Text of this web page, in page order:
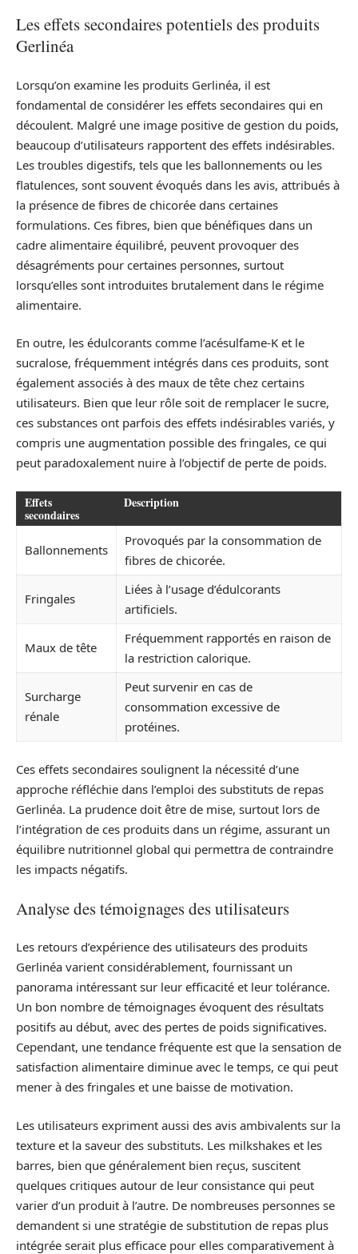
Les effets secondaires potentiels des produits
Gerlinéa
Lorsqu’on examine les produits Gerlinéa, il est
fondamental de considérer les effets secondaires qui en
découlent. Malgré une image positive de gestion du poids,
beaucoup d’utilisateurs rapportent des effets indésirables.
Les troubles digestifs, tels que les ballonnements ou les
flatulences, sont souvent évoqués dans les avis, attribués à
la présence de fibres de chicorée dans certaines
formulations. Ces fibres, bien que bénéfiques dans un
cadre alimentaire équilibré, peuvent provoquer des
désagréments pour certaines personnes, surtout
lorsqu’elles sont introduites brutalement dans le régime
alimentaire.
En outre, les édulcorants comme l’acésulfame-K et le
sucralose, fréquemment intégrés dans ces produits, sont
également associés à des maux de tête chez certains
utilisateurs. Bien que leur rôle soit de remplacer le sucre,
ces substances ont parfois des effets indésirables variés, y
compris une augmentation possible des fringales, ce qui
peut paradoxalement nuire à l’objectif de perte de poids.
Effets
secondaires
Description
Ballonnements
Provoqués par la consommation de
fibres de chicorée.
Fringales
Liées à l’usage d’édulcorants
artificiels.
Maux de tête
Fréquemment rapportés en raison de
la restriction calorique.
Surcharge
rénale
Peut survenir en cas de
consommation excessive de
protéines.
Ces effets secondaires soulignent la nécessité d’une
approche réfléchie dans l’emploi des substituts de repas
Gerlinéa. La prudence doit être de mise, surtout lors de
l’intégration de ces produits dans un régime, assurant un
équilibre nutritionnel global qui permettra de contraindre
les impacts négatifs.
Analyse des témoignages des utilisateurs
Les retours d’expérience des utilisateurs des produits
Gerlinéa varient considérablement, fournissant un
panorama intéressant sur leur efficacité et leur tolérance.
Un bon nombre de témoignages évoquent des résultats
positifs au début, avec des pertes de poids significatives.
Cependant, une tendance fréquente est que la sensation de
satisfaction alimentaire diminue avec le temps, ce qui peut
mener à des fringales et une baisse de motivation.
Les utilisateurs expriment aussi des avis ambivalents sur la
texture et la saveur des substituts. Les milkshakes et les
barres, bien que généralement bien reçus, suscitent
quelques critiques autour de leur consistance qui peut
varier d’un produit à l’autre. De nombreuses personnes se
demandent si une stratégie de substitution de repas plus
intégrée serait plus efficace pour elles comparativement à